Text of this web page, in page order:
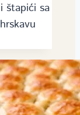
štapići sa